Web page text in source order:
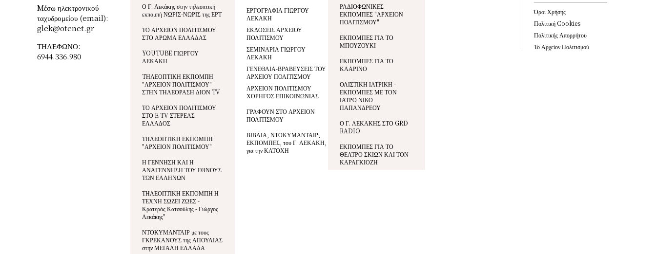
Mέσω ηλεκτρονικού
ταχυδρομείου (email):
glek@otenet.gr
ΤΗΛΕΦΩΝΟ:
6944.336.980
Ο Γ. Λεκάκης στην τηλεοπτική
εκπομπή ΝΩΡΙΣ-ΝΩΡΙΣ της ΕΡΤ
ΤΟ ΑΡΧΕΙΟΝ ΠΟΛΙΤΙΣΜΟΥ
ΣΤΟ ΑΡΩΜΑ ΕΛΛΑΔΑΣ
YOUTUBE ΓΙΩΡΓΟΥ
ΛΕΚΑΚΗ
TΗΛΕΟΠΤΙΚΗ ΕΚΠΟΜΠΗ
"ΑΡΧΕΙΟΝ ΠΟΛΙΤΙΣΜΟΥ"
ΣΤΗΝ ΤΗΛΕΌΡΑΣΗ ΔΙΟΝ TV
ΤΟ ΑΡΧΕΙΟΝ ΠΟΛΙΤΙΣΜΟΥ
ΣΤΟ E-TV ΣΤΕΡΕΑΣ
ΕΛΛΑΔΟΣ
ΤΗΛΕΟΠΤΙΚΗ ΕΚΠΟΜΠΗ
"ΑΡΧΕΙΟΝ ΠΟΛΙΤΙΣΜΟΥ"
Η ΓΕΝΝΗΣΗ ΚΑΙ Η
ΑΝΑΓΕΝΝΗΣΗ ΤΟΥ ΕΘΝΟΥΣ
ΤΩΝ ΕΛΛΗΝΩΝ
ΤΗΛΕΟΠΤΙΚΗ ΕΚΠΟΜΠΗ Η
ΤΕΧΝΗ ΣΩΖΕΙ ΖΩΕΣ -
Κρατερός Κατσούλης - Γιώργος
Λεκάκης"
ΝΤΟΚΥΜΑΝΤΑΙΡ με τους
ΓΚΡΕΚΑΝΟΥΣ της ΑΠΟΥΛΙΑΣ
στην ΜΕΓΑΛΗ ΕΛΛΑΔΑ
ΕΡΓΟΓΡΑΦΙΑ ΓΙΩΡΓΟΥ
ΛΕΚΑΚΗ
ΕΚΔΟΣΕΙΣ ΑΡΧΕΙΟΥ
ΠΟΛΙΤΙΣΜΟΥ
ΣΕΜΙΝΑΡΙΑ ΓΙΩΡΓΟΥ
ΛΕΚΑΚΗ
ΓΕΝΕΘΛΙΑ-ΒΡΑΒΕΥΣΕΙΣ ΤΟΥ
ΑΡΧΕΙΟΥ ΠΟΛΙΤΙΣΜΟΥ
ΑΡΧΕΙΟΝ ΠΟΛΙΤΙΣΜΟΥ
ΧΟΡΗΓΟΣ ΕΠΙΚΟΙΝΩΝΙΑΣ
ΓΡΑΦΟΥΝ ΣΤΟ ΑΡΧΕΙΟΝ
ΠΟΛΙΤΙΣΜΟΥ
ΒΙΒΛΙΑ, ΝΤΟΚΥΜΑΝΤΑΙΡ,
ΕΚΠΟΜΠΕΣ, του Γ. ΛΕΚΑΚΗ,
για την ΚΑΤΟΧΗ
ΡΑΔΙΟΦΩΝΙΚΕΣ
ΕΚΠΟΜΠΕΣ "ΑΡΧΕΙΟΝ
ΠΟΛΙΤΙΣΜΟΥ"
ΕΚΠΟΜΠΕΣ ΓΙΑ ΤΟ
ΜΠΟΥΖΟΥΚΙ
ΕΚΠΟΜΠΕΣ ΓΙΑ ΤΟ
ΚΛΑΡΙΝΟ
ΟΛΙΣΤΙΚΗ ΙΑΤΡΙΚΗ -
ΕΚΠΟΜΠΕΣ ΜΕ ΤΟΝ
ΙΑΤΡΟ ΝΙΚΟ
ΠΑΠΑΝΔΡΕΟΥ
Ο Γ. ΛΕΚΑΚΗΣ ΣΤΟ GRD
RADIO
ΕΚΠΟΜΠΕΣ ΓΙΑ ΤΟ
ΘΕΑΤΡΟ ΣΚΙΩΝ ΚΑΙ ΤΟΝ
ΚΑΡΑΓΚΙΟΖΗ
Όροι Χρήσης
Πολιτική Cookies
Πολιτικής Απορρήτου
Το Αρχείον Πολιτισμού